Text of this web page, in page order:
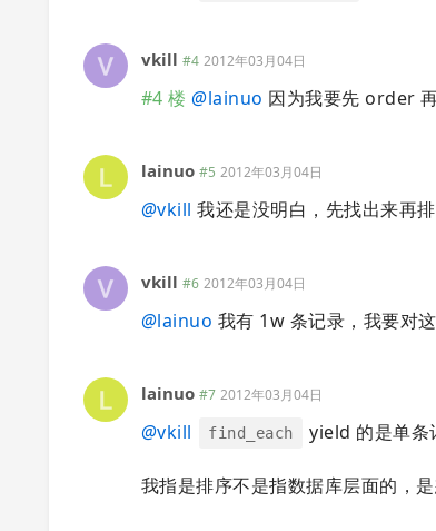
vkill #4 2012年03月04日
#4 楼 @lainuo 因为我要先 order
lainuo #5 2012年03月04日
@vkill 我还是没明白，先找出来再排
vkill #6 2012年03月04日
@lainuo 我有 1w 条记录，我要对
lainuo #7 2012年03月04日
@vkill find_each yield 的是单条
我指是排序不是指数据库层面的，